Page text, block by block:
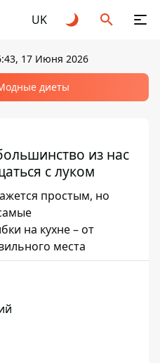
UK
17 Июня 2026
диеты
из нас
с луком
простым, но
на кухне – от
места